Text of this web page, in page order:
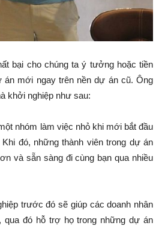
bại cho chúng ta ý tưởng hoặc tiền
án mới ngay trên nền dự án cũ. Ông
khởi nghiệp như sau:
nhóm làm việc nhỏ khi mới bắt đầu
đó, những thành viên trong dự án
và sẵn sàng đi cùng bạn qua nhiều
trước đó sẽ giúp các doanh nhân
qua đó hỗ trợ họ trong những dự án